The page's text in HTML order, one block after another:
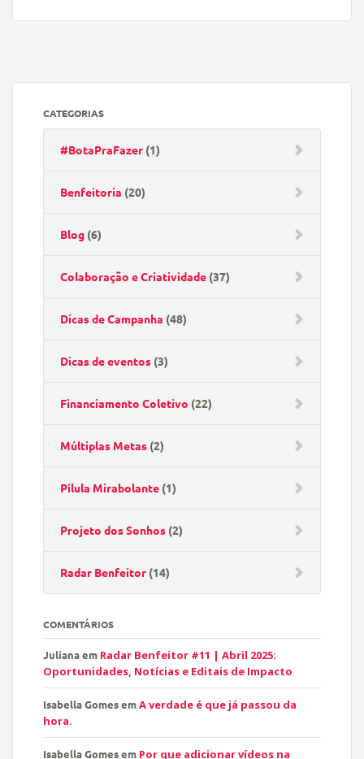
CATEGORIAS
#BotaPraFazer (1)
Benfeitoria (20)
Blog (6)
Colaboração e Criatividade (37)
Dicas de Campanha (48)
Dicas de eventos (3)
Financiamento Coletivo (22)
Múltiplas Metas (2)
Pílula Mirabolante (1)
Projeto dos Sonhos (2)
Radar Benfeitor (14)
COMENTÁRIOS
Julianaem Radar Benfeitor #11 | Abril 2025:
Oportunidades, Notícias e Editais de Impacto
Isabella GomesemA verdade é que já passou da
hora.
Isabella Gomesem Por que adicionar vídeos na